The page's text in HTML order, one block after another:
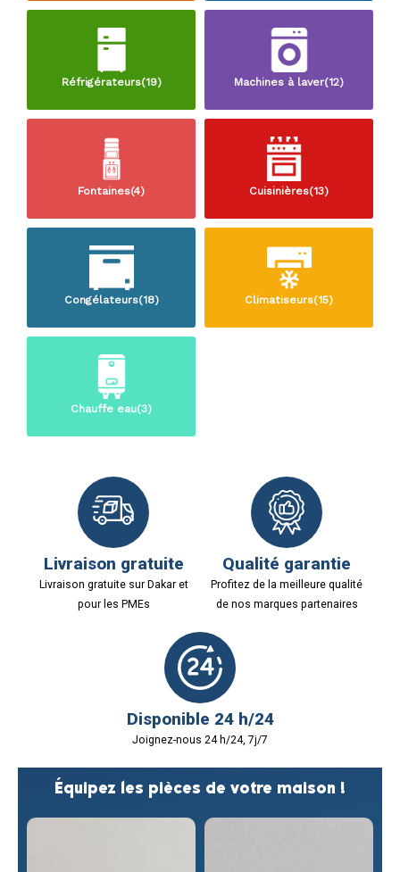
Réfrigérateurs(19) Machines à laver(12)
Fontaines(4) Cuisinières(13)
Congélateurs(18) Climatiseurs(15)
Chauffe eau(3)
Livraison gratuite
Livraison gratuite sur Dakar et
pour les PMEs
Qualité garantie
Profitez de la meilleure qualité
de nos marques partenaires
Disponible 24 h/24
Joignez-nous 24 h/24, 7j/7
Équipez les pièces de votre maison !